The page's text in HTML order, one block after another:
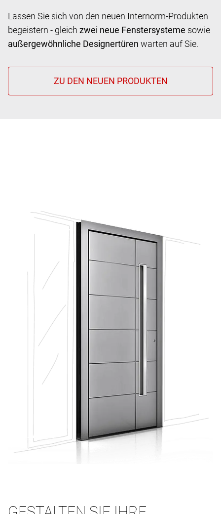
Lassen Sie sich von den neuen Internorm-Produkten
begeistern - gleich zwei neue Fenstersysteme sowie
außergewöhnliche Designertüren warten auf Sie.